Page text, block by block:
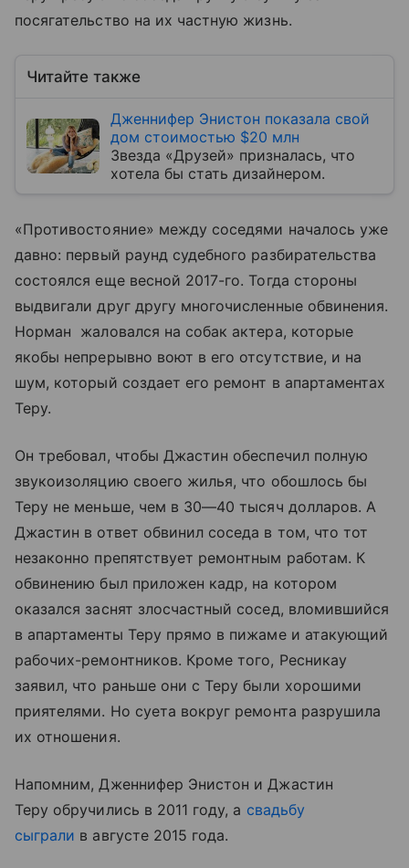
посягательство на их частную жизнь.
Читайте также
Дженнифер Энистон показала свой
дом стоимостью $20 млн
Звезда «Друзей» призналась, что
хотела бы стать дизайнером.
«Противостояние» между соседями началось уже
давно: первый раунд судебного разбирательства
состоялся еще весной 2017-го. Тогда стороны
выдвигали друг другу многочисленные обвинения.
Норман жаловался на собак актера, которые
якобы непрерывно воют в его отсутствие, и на
шум, который создает его ремонт в апартаментах
Теру.
Он требовал, чтобы Джастин обеспечил полную
звукоизоляцию своего жилья, что обошлось бы
Теру не меньше, чем в 30—40 тысяч долларов. А
Джастин в ответ обвинил соседа в том, что тот
незаконно препятствует ремонтным работам. К
обвинению был приложен кадр, на котором
оказался заснят злосчастный сосед, вломившийся
в апартаменты Теру прямо в пижаме и атакующий
рабочих-ремонтников. Кроме того, Ресникау
заявил, что раньше они с Теру были хорошими
приятелями. Но суета вокруг ремонта разрушила
их отношения.
Напомним, Дженнифер Энистон и Джастин
Теру обручились в 2011 году, а свадьбу
сыграли в августе 2015 года.